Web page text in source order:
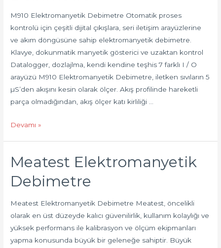
M910 Elektromanyetik Debimetre Otomatik proses
kontrolü için çeşitli dijital çıkışlara, seri iletişim arayüzlerine
ve akım döngüsüne sahip elektromanyetik debimetre.
Klavye, dokunmatik manyetik gösterici ve uzaktan kontrol
Datalogger, dozlajlma, kendi kendine teşhis 7 farklı I / O
arayüzü M910 Elektromanyetik Debimetre, iletken sıvıların 5
µS’den akışını kesin olarak ölçer. Akış profilinde hareketli
parça olmadığından, akış ölçer katı kirliliği …
Devamı »
Meatest Elektromanyetik
Debimetre
Meatest Elektromanyetik Debimetre Meatest, öncelikli
olarak en üst düzeyde kalıcı güvenilirlik, kullanım kolaylığı ve
yüksek performans ile kalibrasyon ve ölçüm ekipmanları
yapma konusunda büyük bir geleneğe sahiptir. Büyük